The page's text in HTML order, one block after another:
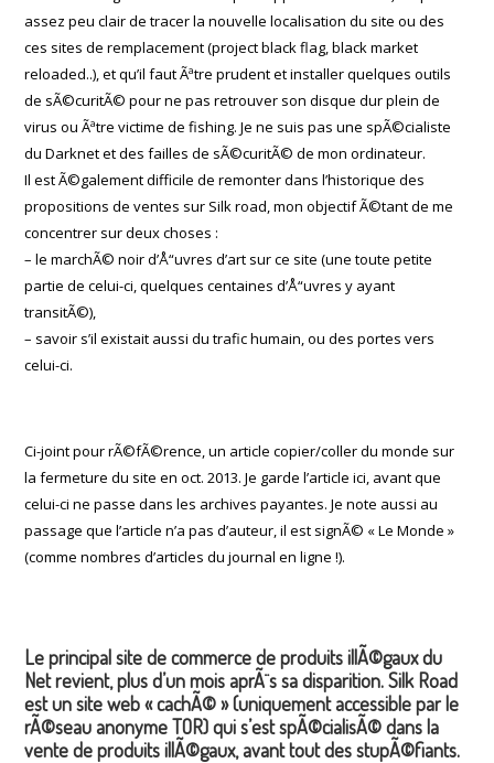
assez peu clair de tracer la nouvelle localisation du site ou des
ces sites de remplacement (project black flag, black market
reloaded..), et qu’il faut Ãªtre prudent et installer quelques outils
de sÃ©curitÃ© pour ne pas retrouver son disque dur plein de
virus ou Ãªtre victime de fishing. Je ne suis pas une spÃ©cialiste
du Darknet et des failles de sÃ©curitÃ© de mon ordinateur.
Il est Ã©galement difficile de remonter dans l’historique des
propositions de ventes sur Silk road, mon objectif Ã©tant de me
concentrer sur deux choses :
– le marchÃ© noir d’Å“uvres d’art sur ce site (une toute petite
partie de celui-ci, quelques centaines d’Å“uvres y ayant
transitÃ©),
– savoir s’il existait aussi du trafic humain, ou des portes vers
celui-ci.
Ci-joint pour rÃ©fÃ©rence, un article copier/coller du monde sur
la fermeture du site en oct. 2013. Je garde l’article ici, avant que
celui-ci ne passe dans les archives payantes. Je note aussi au
passage que l’article n’a pas d’auteur, il est signÃ© « Le Monde »
(comme nombres d’articles du journal en ligne !).
Le principal site de commerce de produits illÃ©gaux du
Net revient, plus d’un mois aprÃ¨s sa disparition. Silk Road
est un site web « cachÃ© » (uniquement accessible par le
rÃ©seau anonyme TOR) qui s’est spÃ©cialisÃ© dans la
vente de produits illÃ©gaux, avant tout des stupÃ©fiants.